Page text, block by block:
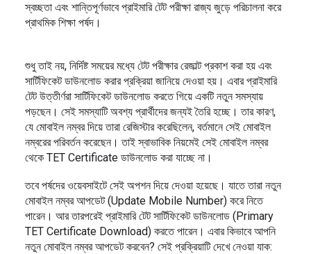
স্বচ্ছতা এবং শান্তিপূর্ণভাবে প্রাইমারি টেট পরীক্ষা রাজ্য জুড়ে পরিচালনা করে
প্রাথমিক শিক্ষা পর্ষদ।
শুধু তাই নয়, নির্দিষ্ট সময়ের মধ্যে টেট পরীক্ষার রেজাল্ট প্রকাশ করা হয় এবং
সার্টিফিকেট ডাউনলোড করার প্রক্রিয়া জানিয়ে দেওয়া হয়। এবার প্রাইমারি
টেট উত্তীর্ণরা সার্টিফিকেট ডাউনলোড করতে গিয়ে একটি নতুন সমস্যায়
পড়ছেন। সেই সমস্যাটি অবশ্য প্রার্থীদের জন্যই তৈরি হচ্ছে। তার কারণ,
যে মোবাইল নম্বর দিয়ে তারা রেজিস্টার করেছিলেন, বর্তমানে সেই মোবাইল
নম্বরের পরিবর্তন করেছেন। তাই স্বাভাবিক নিয়মেই সেই মোবাইল নম্বর
থেকে TET Certificate ডাউনলোড করা যাচ্ছে না।
তবে পর্ষদের ওয়েবসাইটে সেই অপশন দিয়ে দেওয়া হয়েছে। যাতে তারা নতুন
মোবাইল নম্বর আপডেট (Update Mobile Number) করে নিতে
পারেন। আর তারপরেই প্রাইমারি টেট সার্টিফিকেট ডাউনলোড (Primary
TET Certificate Download) করতে পারেন। এবার কিভাবে আপনি
নতুন মোবাইল নম্বর আপডেট করবেন? সেই প্রক্রিয়াটি দেখে নেওয়া যাক: